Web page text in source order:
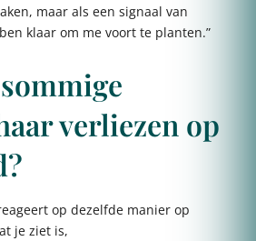
maar als een signaal van
klaar om me voort te planten.”
verliezen op
op dezelfde manier op
je ziet is,